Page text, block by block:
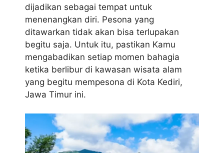
dijadikan sebagai tempat untuk
menenangkan diri. Pesona yang
ditawarkan tidak akan bisa terlupakan
begitu saja. Untuk itu, pastikan Kamu
mengabadikan setiap momen bahagia
ketika berlibur di kawasan wisata alam
yang begitu mempesona di Kota Kediri,
Jawa Timur ini.